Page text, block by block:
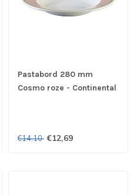
Pastabord 280 mm
Cosmo roze - Continental
€14,10 €12,69